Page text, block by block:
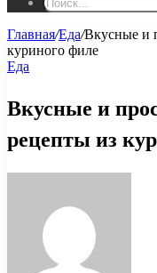
Главная/Еда/Вкусные и
куриного филе
Еда
Вкусные и
рецепты из